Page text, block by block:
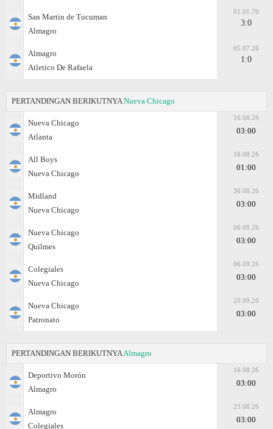
San Martin de Tucuman
Almagro
01.01.70
3:0
Almagro
Atletico De Rafaela
05.07.26
1:0
PERTANDINGAN BERIKUTNYA Nueva Chicago
Nueva Chicago
Atlanta
16.08.26
03:00
All Boys
Nueva Chicago
18.08.26
01:00
Midland
Nueva Chicago
30.08.26
03:00
Nueva Chicago
Quilmes
06.09.26
03:00
Colegiales
Nueva Chicago
06.09.26
03:00
Nueva Chicago
Patronato
20.09.26
03:00
PERTANDINGAN BERIKUTNYA Almagro
Deportivo Morón
Almagro
16.08.26
03:00
Almagro
Colegiales
23.08.26
03:00